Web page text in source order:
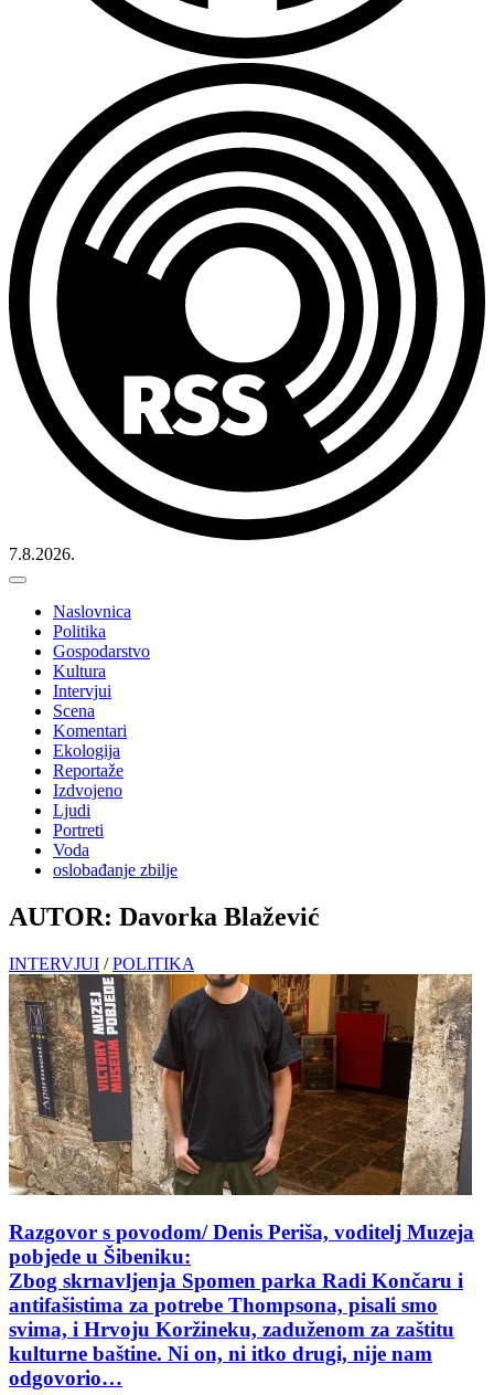
7.8.2026.
Naslovnica
Politika
Gospodarstvo
Kultura
Intervjui
Scena
Komentari
Ekologija
Reportaže
Izdvojeno
Ljudi
Portreti
Voda
oslobađanje zbilje
AUTOR: Davorka Blažević
INTERVJUI /POLITIKA
Razgovor s povodom/ Denis Periša, voditelj Muzeja
pobjede u Šibeniku:
Zbog skrnavljenja Spomen parka Radi Končaru i
antifašistima za potrebe Thompsona, pisali smo
svima, i Hrvoju Koržineku, zaduženom za zaštitu
kulturne baštine. Ni on, ni itko drugi, nije nam
odgovorio…